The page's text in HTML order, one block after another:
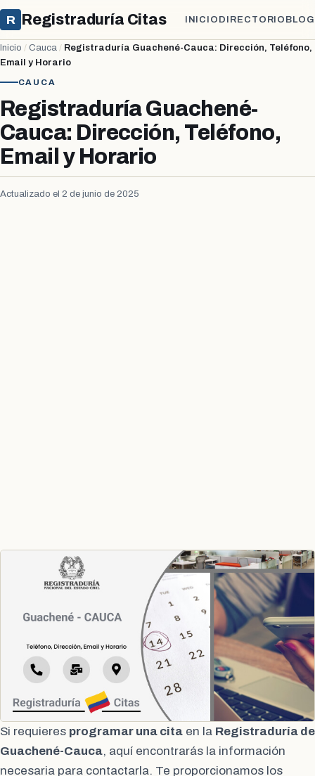
R Registraduría Citas INICIO DIRECTORIO BLOG
Inicio / Cauca / Registraduría Guachené-Cauca: Dirección, Teléfono,
Email y Horario
CAUCA
Registraduría Guachené-
Cauca: Dirección, Teléfono,
Email y Horario
Actualizado el 2 de junio de 2025
Si requieres programar una cita en la Registraduría de
Guachené-Cauca, aquí encontrarás la información
necesaria para contactarla. Te proporcionamos los